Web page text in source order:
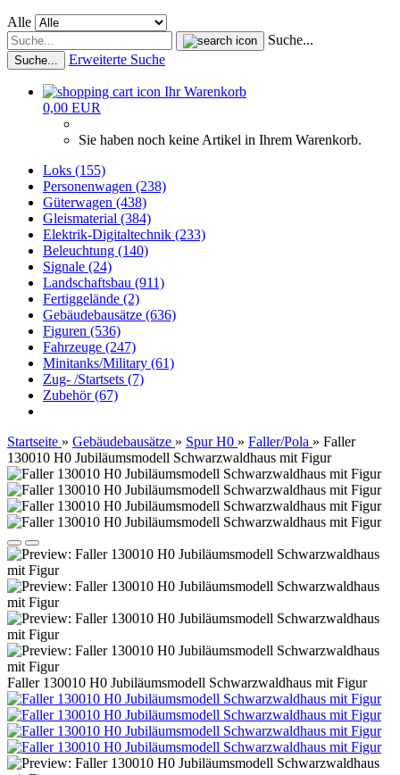
Alle
Suche...
Suche... Erweiterte Suche
Ihr Warenkorb
0,00 EUR
Sie haben noch keine Artikel in Ihrem Warenkorb.
Loks (155)
Personenwagen (238)
Güterwagen (438)
Gleismaterial (384)
Elektrik-Digitaltechnik (233)
Beleuchtung (140)
Signale (24)
Landschaftsbau (911)
Fertiggelände (2)
Gebäudebausätze (636)
Figuren (536)
Fahrzeuge (247)
Minitanks/Military (61)
Zug- /Startsets (7)
Zubehör (67)
Startseite » Gebäudebausätze » Spur H0 » Faller/Pola » Faller
130010 H0 Jubiläumsmodell Schwarzwaldhaus mit Figur
Faller 130010 H0 Jubiläumsmodell Schwarzwaldhaus mit Figur